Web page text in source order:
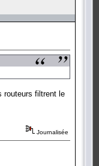
routeurs filtrent le
Journalisée